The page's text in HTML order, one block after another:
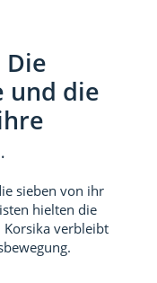
und die
.
sieben von ihr
hielten die
verbleibt